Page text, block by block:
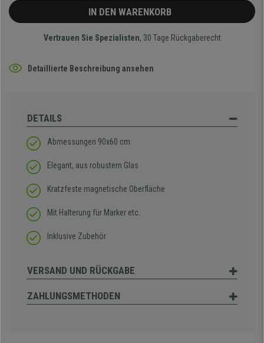
IN DEN WARENKORB
Vertrauen Sie Spezialisten, 30 Tage Rückgaberecht
Detaillierte Beschreibung ansehen
DETAILS
Abmessungen 90x60 cm
Elegant, aus robustem Glas
Kratzfeste magnetische Oberfläche
Mit Halterung für Marker etc.
Inklusive Zubehör
VERSAND UND RÜCKGABE
ZAHLUNGSMETHODEN